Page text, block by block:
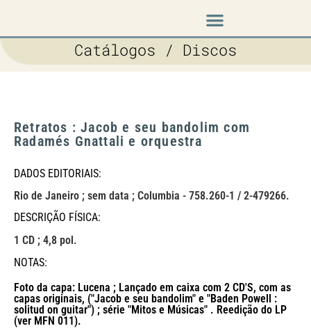
Catálogos / Discos
Retratos : Jacob e seu bandolim com
Radamés Gnattali e orquestra
DADOS EDITORIAIS:
Rio de Janeiro ; sem data ; Columbia - 758.260-1 / 2-479266.
DESCRIÇÃO FÍSICA:
1 CD ; 4,8 pol.
NOTAS:
Foto da capa: Lucena ; Lançado em caixa com 2 CD'S, com as
capas originais, ("Jacob e seu bandolim" e "Baden Powell :
solitud on guitar") ; série "Mitos e Músicas" . Reedição do LP
(ver MFN 011).